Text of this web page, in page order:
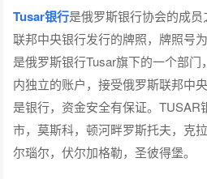
Tusar银行是俄罗斯银行协会的成
联邦中央银行发行的牌照，牌照号
是俄罗斯银行Tusar旗下的一个部
内独立的账户，接受俄罗斯联邦中
是银行，资金安全有保证。TUSAR
市，莫斯科，顿河畔罗斯托夫，克
尔瑙尔，伏尔加格勒，圣彼得堡。